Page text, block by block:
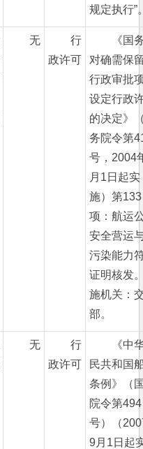
规定执行”
无
行
政许可
《国
对确需保
行政审批
设定行政
的决定》
务院令第
号，2004
月1日起实
施）第133
项：航运
安全营运
污染能力
证明核发
施机关：
部。
无
行
政许可
《中
民共和国
条例》（
院令第494
号）（
9月1日起